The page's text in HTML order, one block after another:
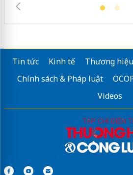
Tin tức Kinh tế Thương hiệu
Chính sách & Pháp luật
Videos